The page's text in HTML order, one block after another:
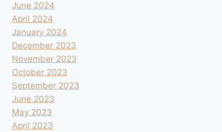
June 2024
April 2024
January 2024
December 2023
November 2023
October 2023
September 2023
June 2023
May 2023
April 2023